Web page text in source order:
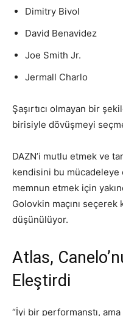
Dimitry Bivol
David Benavidez
Joe Smith Jr.
Jermall Charlo
Şaşırtıcı olmayan bir
birisiyle dövüşmeyi
DAZN’i mutlu etmek ve
kendisini bu mücadeleye
memnun etmek için
Golovkin maçını
düşünülüyor.
Atlas,
Eleştirdi
“İyi bir performanstı,